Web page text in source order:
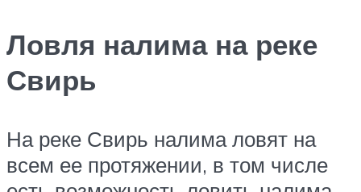
Ловля налима на реке
Свирь
На реке Свирь налима ловят на
всем ее протяжении, в том числе